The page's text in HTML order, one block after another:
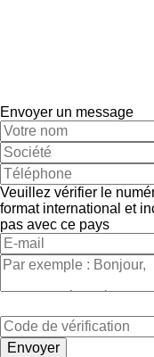
Envoyer un message
Veuillez vérifier le
format international et
pas avec ce pays